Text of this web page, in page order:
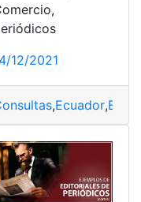
cortos,
12/2021
,Ecuador,